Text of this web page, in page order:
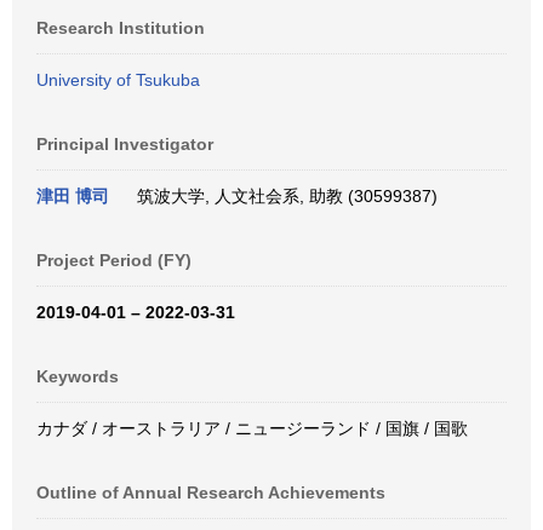
Research Institution
University of Tsukuba
Principal Investigator
津田 博司 筑波大学, 人文社会系, 助教 (30599387)
Project Period (FY)
2019-04-01 – 2022-03-31
Keywords
カナダ / オーストラリア / ニュージーランド / 国旗 / 国歌
Outline of Annual Research Achievements